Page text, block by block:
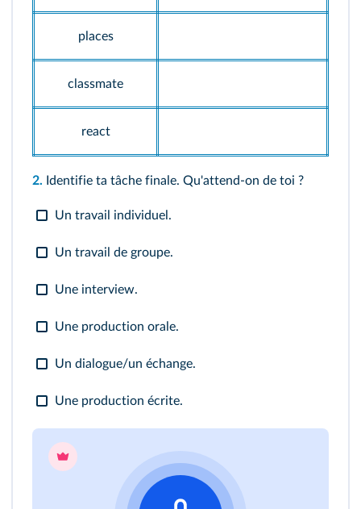
places
classmate
react
2. Identifie ta tâche finale. Qu'attend-on de toi ?
Un travail individuel.
Un travail de groupe.
Une interview.
Une production orale.
Un dialogue/un échange.
Une production écrite.